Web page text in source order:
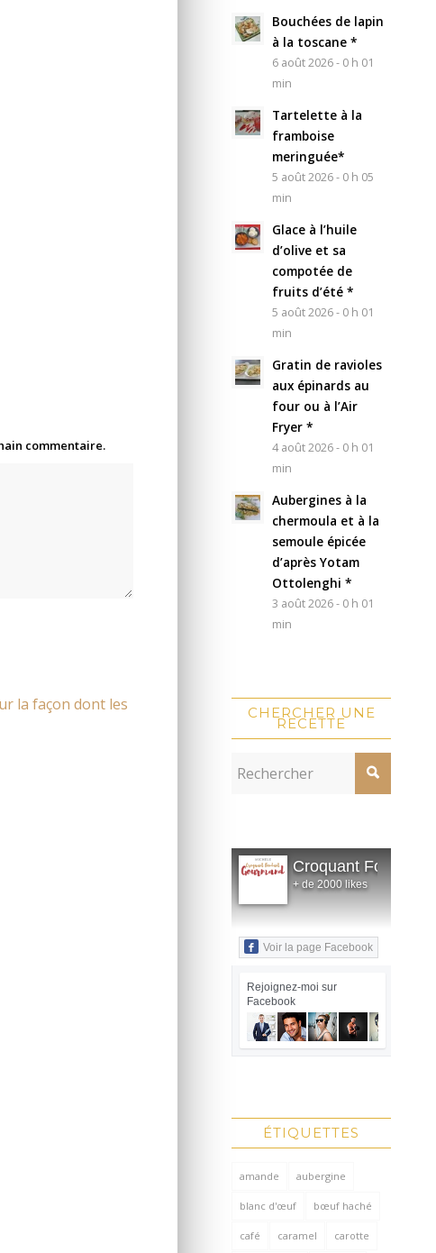
commentaire.
la façon dont les
Bouchées de lapin
à la toscane *
6 août 2026 - 0 h 01
min
Tartelette à la
framboise
meringuée*
5 août 2026 - 0 h 05
min
Glace à l’huile
d’olive et sa
compotée de
fruits d’été *
5 août 2026 - 0 h 01
min
Gratin de ravioles
aux épinards au
four ou à l’Air
Fryer *
4 août 2026 - 0 h 01
min
Aubergines à la
chermoula et à la
semoule épicée
d’après Yotam
Ottolenghi *
3 août 2026 - 0 h 01
min
CHERCHER UNE
RECETTE
Croquant Fondant
+ de 2000 likes
Voir la page Facebook
Rejoignez-moi sur
Facebook
ÉTIQUETTES
amande aubergine
blanc d'œuf bœuf haché
café caramel carotte